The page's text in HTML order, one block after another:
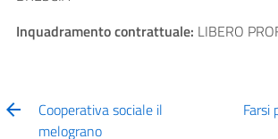
Inquadramento contrattuale: LIBERO
Cooperativa sociale il
melograno
Farsi